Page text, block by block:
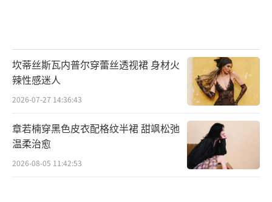
坎蒂丝斯瓦内普尔穿蕾丝透视裙 身材火
辣性感迷人
2026-07-27 14:36:43
章若楠穿黑色皮衣配格纹半裙 甜飒松弛
温柔治愈
2026-08-05 11:42:53